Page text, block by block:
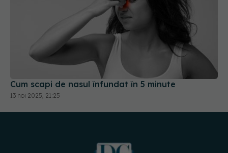
Cum scapi de nasul înfundat în 5 minute
13 noi 2025, 21:25